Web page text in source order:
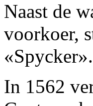
Naast de
voorkoer,
«Spycker».
In 1562